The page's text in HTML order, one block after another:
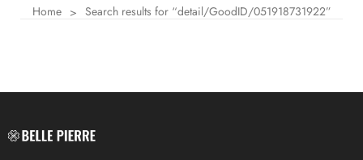
Home > Search results for “detail/GoodID/051918731922”